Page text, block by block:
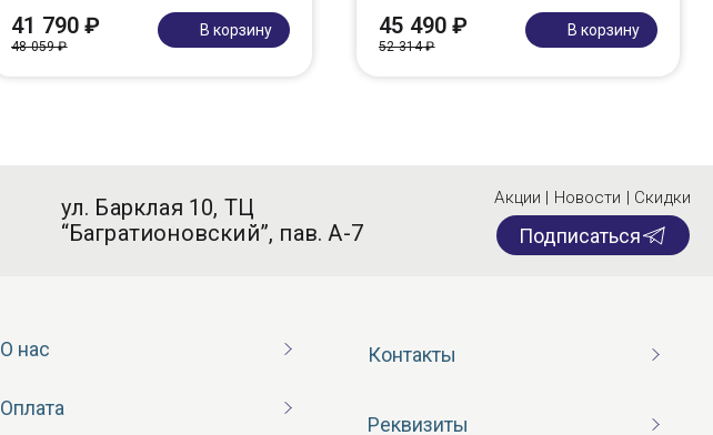
41 790 ₽
48 059 ₽
В корзину 45 490 ₽
52 314 ₽
В корзину
ул. Барклая 10, ТЦ
“Багратионовский”, пав. А-7
Акции | Новости | Скидки
Подписаться
О нас
Оплата
Контакты
Реквизиты